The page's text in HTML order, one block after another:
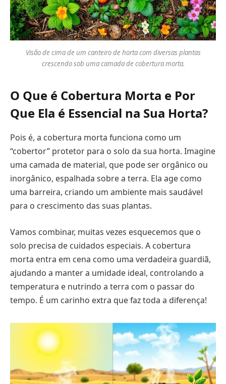
Visão de cima de um canteiro de horta com diversas plantas
crescendo sob uma camada de cobertura morta.
O Que é Cobertura Morta e Por
Que Ela é Essencial na Sua Horta?
Pois é, a cobertura morta funciona como um
“cobertor” protetor para o solo da sua horta. Imagine
uma camada de material, que pode ser orgânico ou
inorgânico, espalhada sobre a terra. Ela age como
uma barreira, criando um ambiente mais saudável
para o crescimento das suas plantas.
Vamos combinar, muitas vezes esquecemos que o
solo precisa de cuidados especiais. A cobertura
morta entra em cena como uma verdadeira guardiã,
ajudando a manter a umidade ideal, controlando a
temperatura e nutrindo a terra com o passar do
tempo. É um carinho extra que faz toda a diferença!